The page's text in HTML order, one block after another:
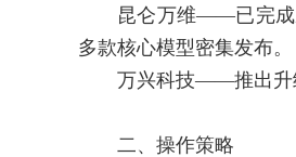
昆仑万维——已完成从
多款核心模型密集发布。
万兴科技——推出升级
二、操作策略